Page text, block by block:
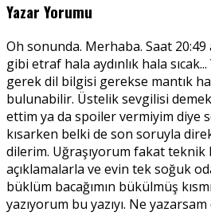
Yazar Yorumu
Oh sonunda. Merhaba. Saat 20:49
gibi etraf hala aydınlık hala sıcak...
gerek dil bilgisi gerekse mantık
bulunabilir. Üstelik sevgilisi
ettim ya da spoiler vermiyim diye
kısarken belki de son soruyla
dilerim. Uğraşıyorum fakat teknik
açıklamalarla ve evin tek soğuk
büklüm bacağımın bükülmüş
yazıyorum bu yazıyı. Ne